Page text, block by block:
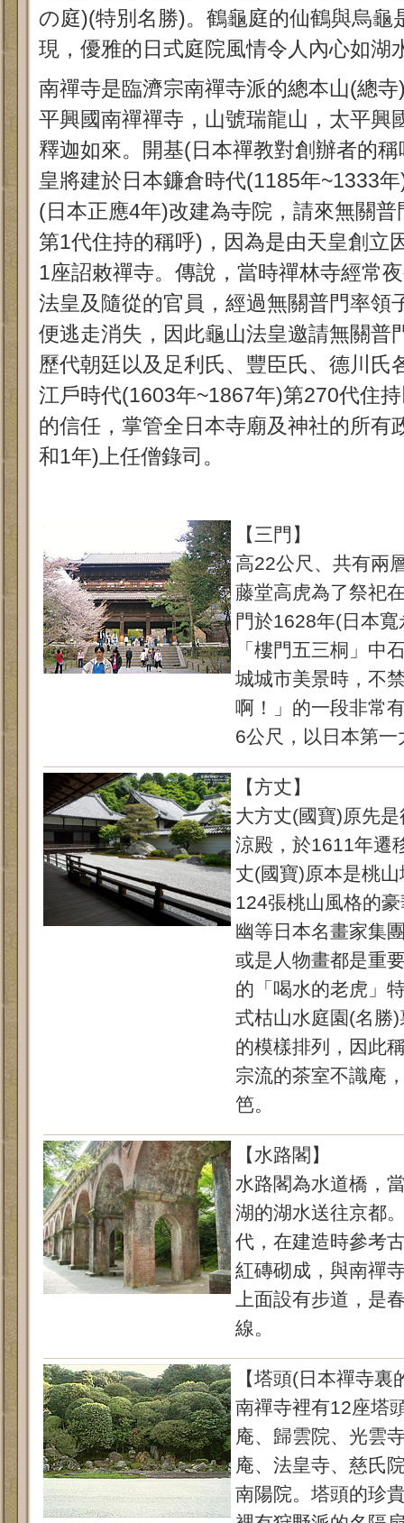
の庭)(特別名勝)。鶴龜庭的仙鶴與烏龜
現，優雅的日式庭院風情令人內心如湖
南禪寺是臨濟宗南禪寺派的總本山(總
平興國南禪禪寺，山號瑞龍山，太平興
釋迦如來。開基(日本禪教對創辦者的
皇將建於日本鐮倉時代(1185年~1333
(日本正應4年)改建為寺院，請來無關
第1代住持的稱呼)，因為是由天皇創立
1座詔敕禪寺。傳說，當時禪林寺經常
法皇及隨從的官員，經過無關普門率領
便逃走消失，因此龜山法皇邀請無關普
歷代朝廷以及足利氏、豐臣氏、德川氏
江戶時代(1603年~1867年)第270代住
的信任，掌管全日本寺廟及神社的所有
和1年)上任僧錄司。
【三門】
高22公尺、共有兩
藤堂高虎為了祭祀
門於1628年(日本
「樓門五三桐」中
城城市美景時，不
啊！」的一段非常
6公尺，以日本第
【方丈】
大方丈(國寶)原先
涼殿，於1611年遷
丈(國寶)原本是桃
124張桃山風格的
幽等日本名畫家集
或是人物畫都是重
的「喝水的老虎」
式枯山水庭園(名勝
的模樣排列，因此
宗流的茶室不識庵
笆。
【水路閣】
水路閣為水道橋，
湖的湖水送往京都
代，在建造時參考
紅磚砌成，與南禪
上面設有步道，是
線。
【塔頭(日本禪寺裏
南禪寺裡有12座塔
庵、歸雲院、光雲
庵、法皇寺、慈氏
南陽院。塔頭的珍